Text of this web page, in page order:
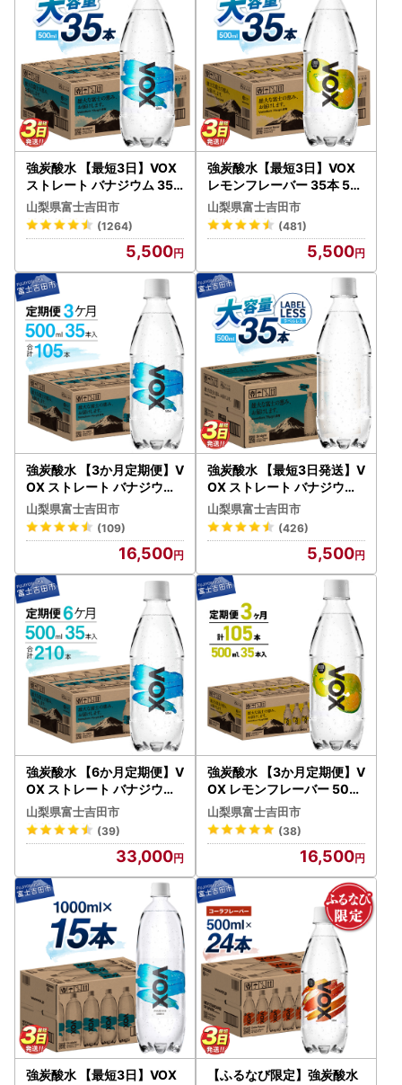
強炭酸水 【最短3日】VOX
ストレート バナジウム 35
本 500ml 【富士吉田市限
定カートン】炭酸
山梨県富士吉田市
(1264)
5,500
強炭酸水【最短3日】VOX
レモンフレーバー 35本 50
0ml 【富士吉田市限定カー
トン】炭酸
山梨県富士吉田市
(481)
5,500
強炭酸水 【3か月定期便】V
OX ストレート バナジウム
500ml 35本 炭酸
山梨県富士吉田市
(109)
16,500
強炭酸水 【最短3日発送】V
OX ストレート バナジウム
強炭酸水 35本 500ml ラベ
ルレス【富士吉田市限定カ
ートン】 炭酸
山梨県富士吉田市
(426)
5,500
強炭酸水 【6か月定期便】V
OX ストレート バナジウム
500ml 35本 炭酸
山梨県富士吉田市
(39)
33,000
強炭酸水 【3か月定期便】V
OX レモンフレーバー 500
ml 35本 炭酸
山梨県富士吉田市
(38)
16,500
強炭酸水 【最短3日】VOX
【ふるなび限定】強炭酸水